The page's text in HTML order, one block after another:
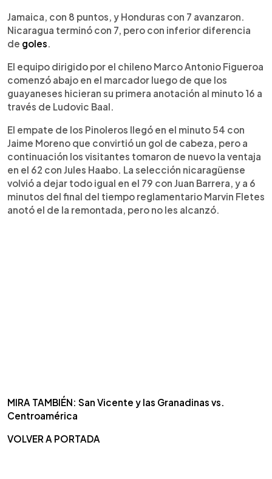
Jamaica, con 8 puntos, y Honduras con 7 avanzaron.
Nicaragua terminó con 7, pero con inferior diferencia
de goles
El equipo dirigido por el chileno Marco Antonio Figueroa
comenzó abajo en el marcador luego de que los
guayaneses hicieran su primera anotación al minuto 16 a
través de Ludovic Baal.
El empate de los Pinoleros llegó en el minuto 54 con
Jaime Moreno que convirtió un gol de cabeza, pero a
continuación los visitantes tomaron de nuevo la ventaja
en el 62 con Jules Haabo. La selección nicaragüense
volvió a dejar todo igual en el 79 con Juan Barrera, y a 6
minutos del final del tiempo reglamentario Marvin Fletes
anotó el de la remontada, pero no les alcanzó.
MIRA TAMBIÉN: San Vicente y las Granadinas vs.
Centroamérica
VOLVER A PORTADA